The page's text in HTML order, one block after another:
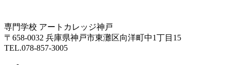
専門学校 アートカレッジ神戸
〒658-0032 兵庫県神戸市東灘区向洋町中1丁目15
TEL.078-857-3005